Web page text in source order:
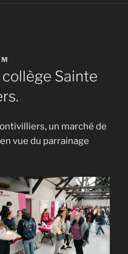
Sainte
un marché de
vue du parrainage